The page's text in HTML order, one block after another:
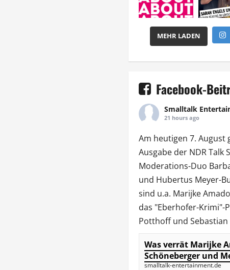
MEHR LADEN
Facebook-
Smalltalk
21 hours ago
Am heutigen 7. August
Ausgabe der NDR Talk
Moderations-Duo
und Hubertus Meyer-
sind u.a. Marijke Amado
das "Eberhofer-Krimi"-
Potthoff und Sebastian
Was verrät Marijke
Schöneberger und
smalltalk-entertainment.de